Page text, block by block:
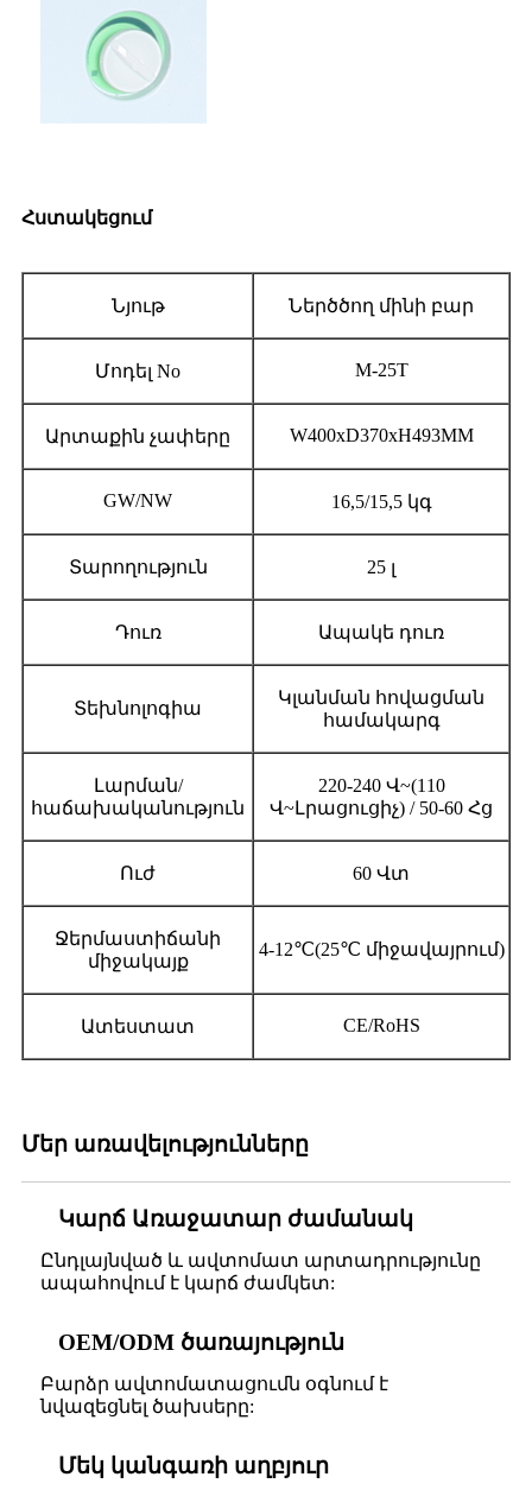
Հստակեցում
Նյութ Ներծծող մինի բար
Մոդել No M-25T
Արտաքին չափերը W400xD370xH493MM
GW/NW 16,5/15,5 կգ
Տարողություն 25 լ
Դուռ Ապակե դուռ
Տեխնոլոգիա
Կլանման հովացման
համակարգ
Լարման/
հաճախականություն
220-240 Վ~(110
Վ~Լրացուցիչ) / 50-60 Հց
Ուժ 60 Վտ
Ջերմաստիճանի
միջակայք
4-12℃(25℃ միջավայրում)
Ատեստատ CE/RoHS
Մեր առավելությունները
Կարճ Առաջատար ժամանակ
Ընդլայնված և ավտոմատ արտադրությունը
ապահովում է կարճ ժամկետ:
OEM/ODM ծառայություն
Բարձր ավտոմատացումն օգնում է
նվազեցնել ծախսերը:
Մեկ կանգառի աղբյուր